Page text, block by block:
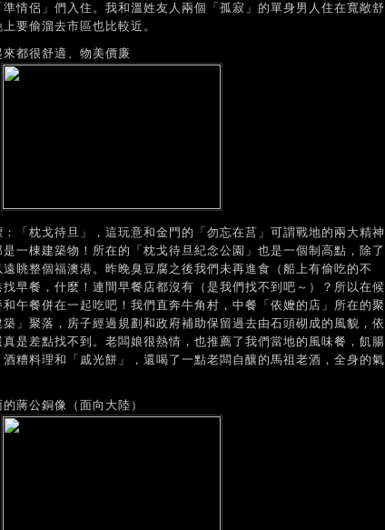
情侶」們入住。我和溫姓友人兩個「孤寂」的單身男人住在寬敞舒
要偷溜去市區也比較近。
都很舒適、物美價廉
「枕戈待旦」，這玩意和金門的「勿忘在莒」可謂戰地的兩大精神
一棟建築物！所在的「枕戈待旦紀念公園」也是一個制高點，除了
眺整個福澳港。昨晚臭豆腐之後我們未再進食（船上有偷吃的不
早餐，什麼！連間早餐店都沒有（是我們找不到吧～）？所以在候
午餐併在一起吃吧！我們直奔牛角村，中餐「依嬤的店」所在的聚
」聚落，房子經過規劃和政府補助保留過去由石頭砌成的風貌，依
是差點找不到。老闆娘很熱情，也推薦了我們當地的風味餐，飢腸
糟料理和「戚光餅」，還喝了一點老闆自釀的馬祖老酒，全身的氣
蔣公銅像（面向大陸）